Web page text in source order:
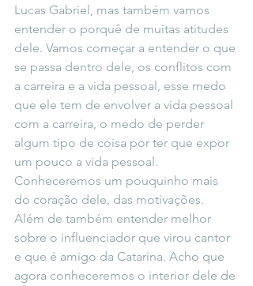
Lucas Gabriel, mas também vamos
entender o porquê de muitas atitudes
dele. Vamos começar a entender o que
se passa dentro dele, os conflitos com
a carreira e a vida pessoal, esse medo
que ele tem de envolver a vida pessoal
com a carreira, o medo de perder
algum tipo de coisa por ter que expor
um pouco a vida pessoal.
Conheceremos um pouquinho mais
do coração dele, das motivações.
Além de também entender melhor
sobre o influenciador que virou cantor
e que é amigo da Catarina. Acho que
agora conheceremos o interior dele de